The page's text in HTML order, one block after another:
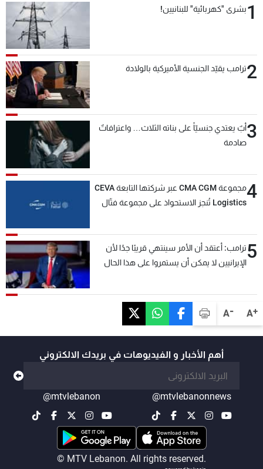
A+
A-
1بشرى "كهربائية" للبنانيين!
2ترامب يقيّد الجنسية الأميركية بالولادة
3أبٌ يعتدي جنسيّاً على بناته الثلاث… واعترافاتٌ
صادمة
4
مجموعة CMA CGM عبر شركتها التابعة CEVA
Logistics تُنجز الاستحواذ على مجموعة فتّال
5ترامب: أعتقد أن الأمر سينتهي قريبًا جدًا لأن
الإيرانيين لا يمكن أن يستمروا على هذا الحال
أهم الأخبار و الفيديوهات في بريدك الالكتروني
@mtvlebanonnews
@mtvlebanon
© MTV Lebanon. All rights reserved.
عن MTV
الإنـتـاج
سياسة الخصوصية